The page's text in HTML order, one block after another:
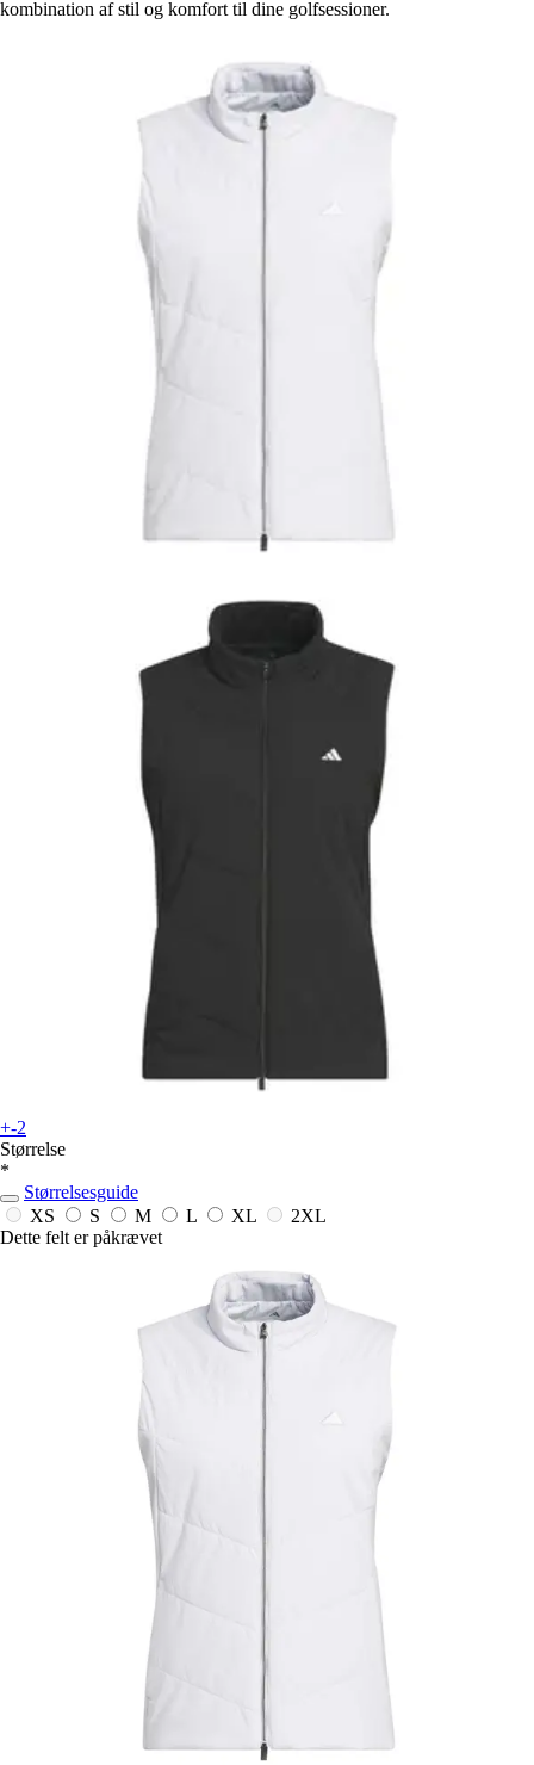
kombination af stil og komfort til dine golfsessioner.
+-2
Størrelse
*
Størrelsesguide
XS
S M L XL
2XL
Dette felt er påkrævet